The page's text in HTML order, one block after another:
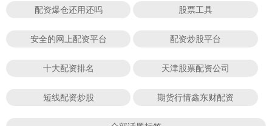
配资爆仓还用还吗 股票工具
安全的网上配资平台 配资炒股平台
十大配资排名 天津股票配资公司
短线配资炒股 期货行情鑫东财配资